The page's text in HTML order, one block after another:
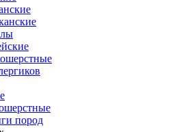
пород